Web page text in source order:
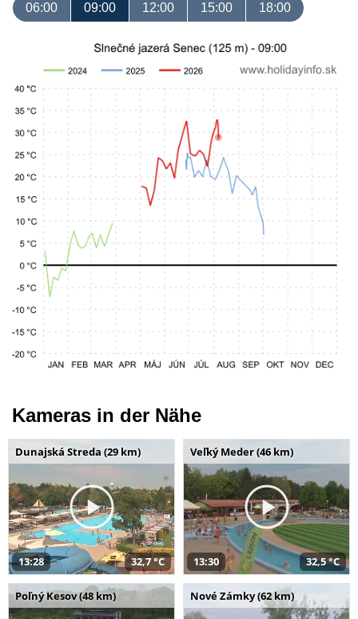
06:00 09:00 12:00 15:00 18:00
Kameras in der Nähe
Dunajská Streda (29 km)
13:28 32,7 °C
Veľký Meder (46 km)
13:30 32,5 °C
Poľný Kesov (48 km) Nové Zámky (62 km)